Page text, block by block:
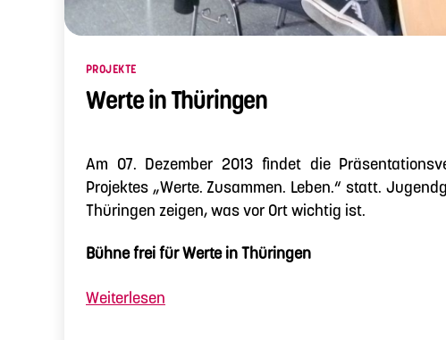
Kategorien
PROJEKTE
Werte in Thüringen
Am 07. Dezember 2013 findet die
Projektes „Werte. Zusammen. Leben.“ statt.
Thüringen zeigen, was vor Ort wichtig ist.
Bühne frei für Werte in Thüringen
Weiterlesen